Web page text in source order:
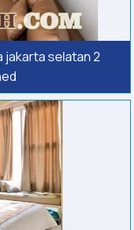
jakarta selatan 2